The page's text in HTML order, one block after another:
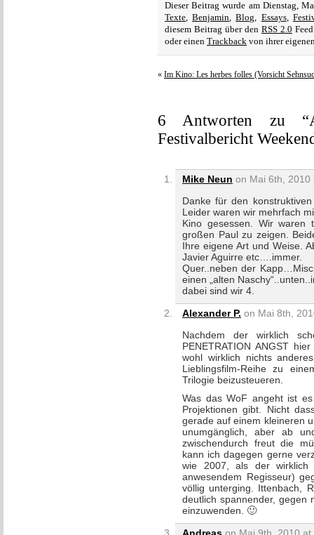
Dieser Beitrag wurde am Dienstag,
Texte,Benjamin,Blog, Essays,
diesem Beitrag über den RSS 2.0
oder einen Trackback von ihrer
« Im Kino: Les herbes folles (Vorsicht
6 Antworten zu
Festivalbericht
Mike Neun on Mai 6th, 2010
Danke für den
Leider waren wir mehrfach
Kino gesessen. Wir waren
großen Paul zu zeigen.
Ihre eigene Art und Weise.
Javier Aguirre etc….immer.
Quer..neben der
einen „alten
dabei sind wir 4.
Alexander P. on Mai 8th,
Nachdem der wirklich
PENETRATION ANGST
wohl wirklich nichts
Lieblingsfilm-Reihe zu
Trilogie beizusteueren.
Was das WoF angeht ist
Projektionen gibt. Nicht
gerade auf einem kleineren
unumgänglich, aber ab
zwischendurch freut die
kann ich dagegen gerne
wie 2007, als der wirklich
anwesendem Regisseur)
völlig unterging. Ittenbach,
deutlich spannender, gegen
einzuwenden. 🙂